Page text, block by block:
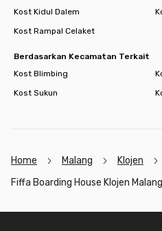
Kost Kidul Dalem
Kost Rampal Celaket
Berdasarkan Kecamatan Terkait
Kost Blimbing
Kost Sukun
Home Malang
Klojen
Fiffa Boarding House Klojen Malang